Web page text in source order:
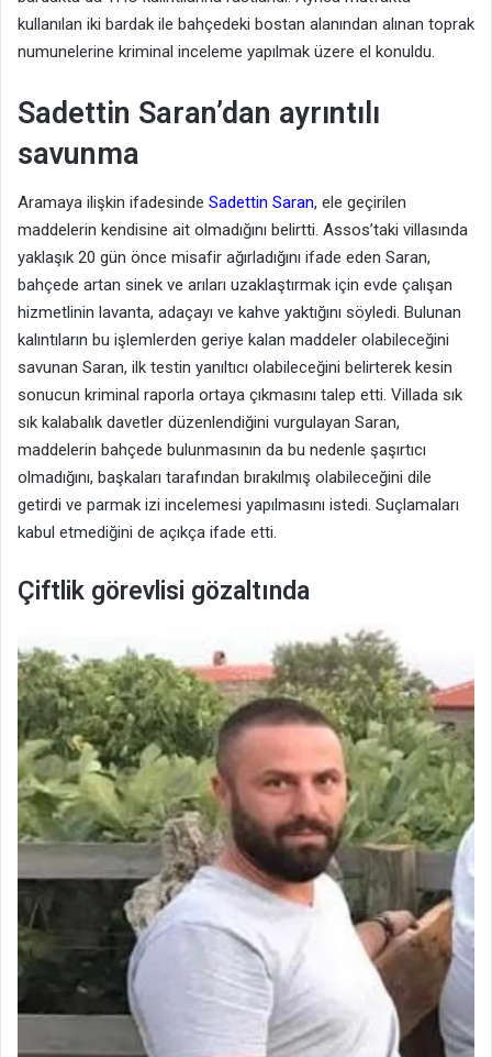
kullanılan iki bardak ile bahçedeki bostan alanından alınan toprak
numunelerine kriminal inceleme yapılmak üzere el konuldu.
Sadettin Saran’dan ayrıntılı
savunma
Aramaya ilişkin ifadesinde Sadettin Saran, ele geçirilen
maddelerin kendisine ait olmadığını belirtti. Assos’taki villasında
yaklaşık 20 gün önce misafir ağırladığını ifade eden Saran,
bahçede artan sinek ve arıları uzaklaştırmak için evde çalışan
hizmetlinin lavanta, adaçayı ve kahve yaktığını söyledi. Bulunan
kalıntıların bu işlemlerden geriye kalan maddeler olabileceğini
savunan Saran, ilk testin yanıltıcı olabileceğini belirterek kesin
sonucun kriminal raporla ortaya çıkmasını talep etti. Villada sık
sık kalabalık davetler düzenlendiğini vurgulayan Saran,
maddelerin bahçede bulunmasının da bu nedenle şaşırtıcı
olmadığını, başkaları tarafından bırakılmış olabileceğini dile
getirdi ve parmak izi incelemesi yapılmasını istedi. Suçlamaları
kabul etmediğini de açıkça ifade etti.
Çiftlik görevlisi gözaltında